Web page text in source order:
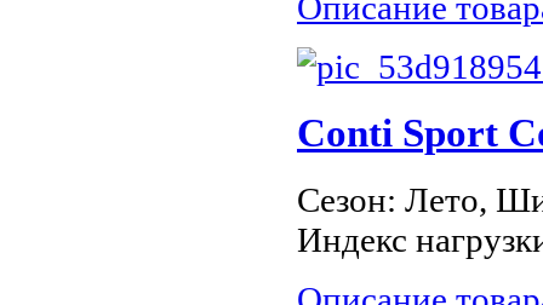
Conti Sport
Сезон: Лето,
Индекс